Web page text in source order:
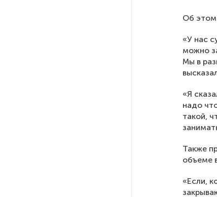
Об этом
«У нас
можно
Мы в
«Я
надо
такой,
Также
объеме
«Если,